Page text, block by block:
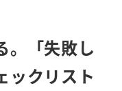
。「失敗し
ックリスト